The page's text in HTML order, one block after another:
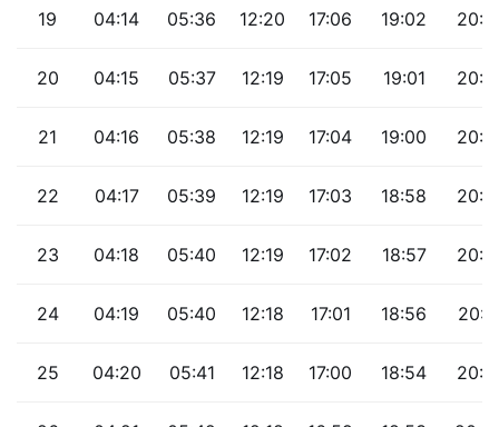
19 04:14 05:36 12:20 17:06 19:02
20 04:15 05:37 12:19 17:05 19:01
21 04:16 05:38 12:19 17:04 19:00
22 04:17 05:39 12:19 17:03 18:58
23 04:18 05:40 12:19 17:02 18:57
24 04:19 05:40 12:18 17:01 18:56 20:11
25 04:20 05:41 12:18 17:00 18:54